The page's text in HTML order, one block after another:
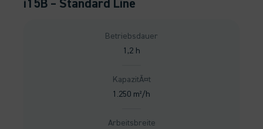
i15B – Standard Line
Betriebsdauer
1,2 h
KapazitÃ¤t
1.250 m²/h
Arbeitsbreite